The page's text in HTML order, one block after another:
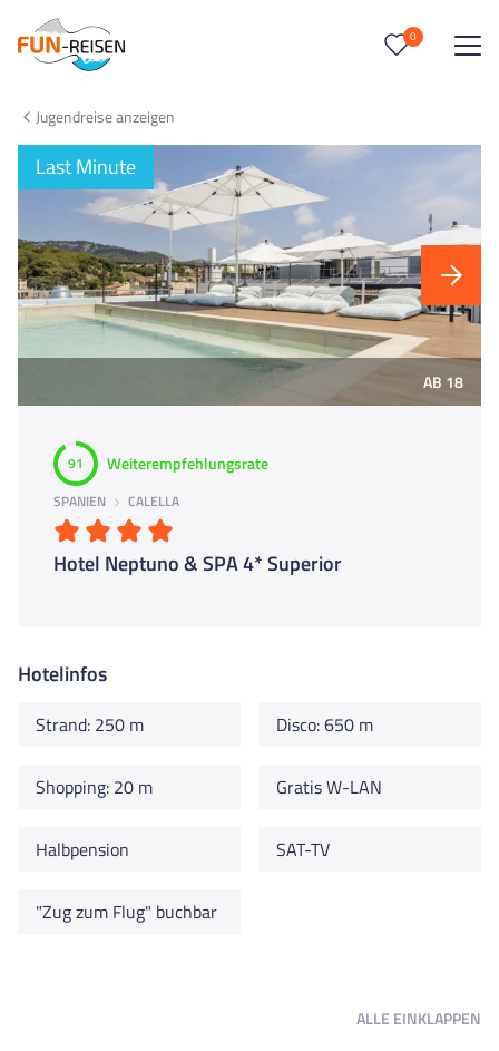
0
Keine Reisen auf der Merkliste
Jugendreise anzeigen
Last Minute
AB 18
91 Weiterempfehlungsrate
SPANIEN CALELLA
Hotel Neptuno & SPA 4* Superior
Hotelinfos
Strand: 250 m Disco: 650 m
Shopping: 20 m Gratis W-LAN
Halbpension SAT-TV
"Zug zum Flug" buchbar
ALLE EINKLAPPEN